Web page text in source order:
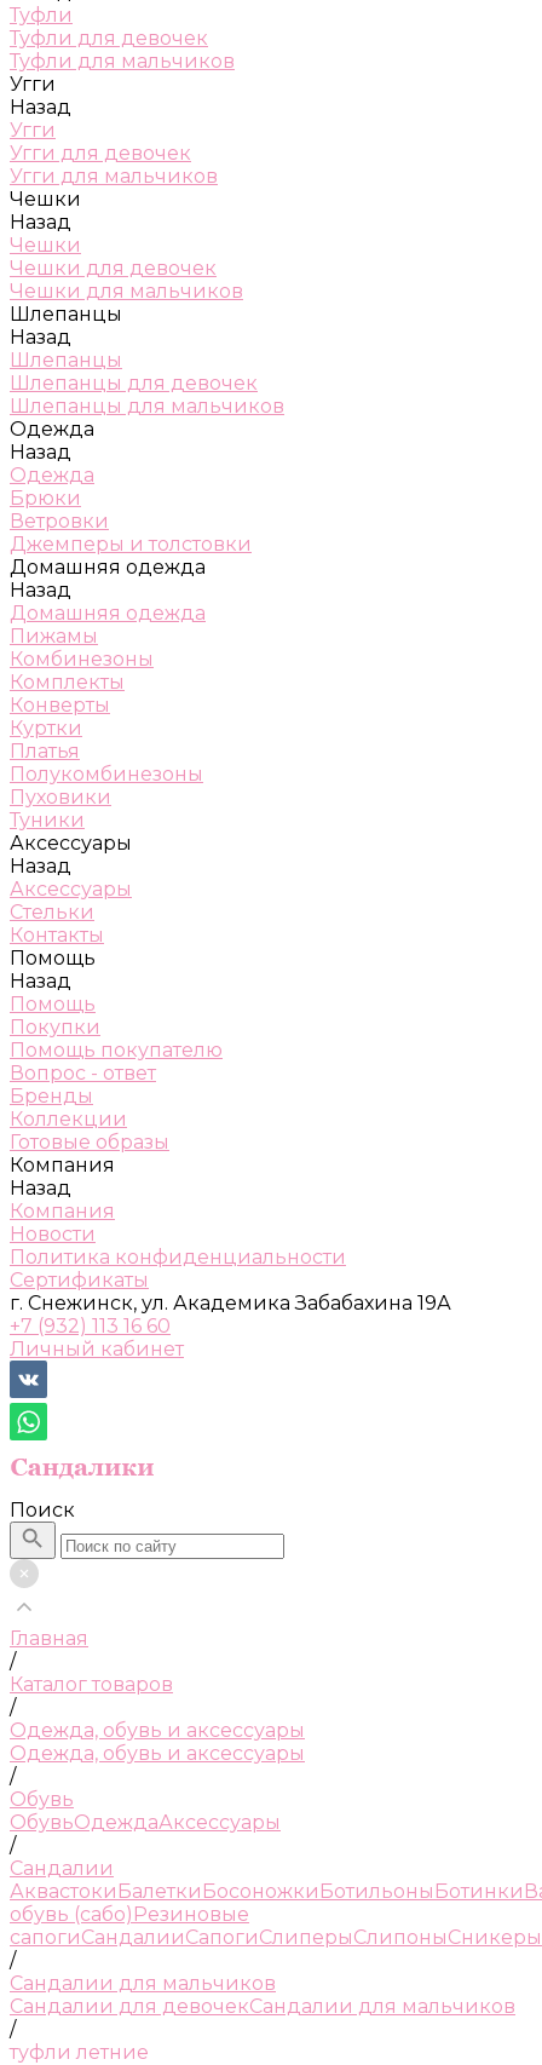
Туфли
Туфли для девочек
Туфли для мальчиков
Угги
Назад
Угги
Угги для девочек
Угги для мальчиков
Чешки
Назад
Чешки
Чешки для девочек
Чешки для мальчиков
Шлепанцы
Назад
Шлепанцы
Шлепанцы для девочек
Шлепанцы для мальчиков
Одежда
Назад
Одежда
Брюки
Ветровки
Джемперы и толстовки
Домашняя одежда
Назад
Домашняя одежда
Пижамы
Комбинезоны
Комплекты
Конверты
Куртки
Платья
Полукомбинезоны
Пуховики
Туники
Аксессуары
Назад
Аксессуары
Стельки
Контакты
Помощь
Назад
Помощь
Покупки
Помощь покупателю
Вопрос - ответ
Бренды
Коллекции
Готовые образы
Компания
Назад
Компания
Новости
Политика конфиденциальности
Сертификаты
г. Снежинск, ул. Академика Забабахина 19А
+7 (932) 113 16 60
Личный кабинет
Поиск
Главная
/
Каталог товаров
/
Одежда, обувь и аксессуары
Одежда, обувь и аксессуары
/
Обувь
ОбувьОдеждаАксессуары
/
Сандалии
Аквастоки Балетки Босоножки Ботильоны Ботинки
обувь (сабо) Резиновые
сапогиСандалииСапогиСлиперыСлипоныСникеры
/
Сандалии для мальчиков
Сандалии для девочекСандалии для мальчиков
/
туфли летние